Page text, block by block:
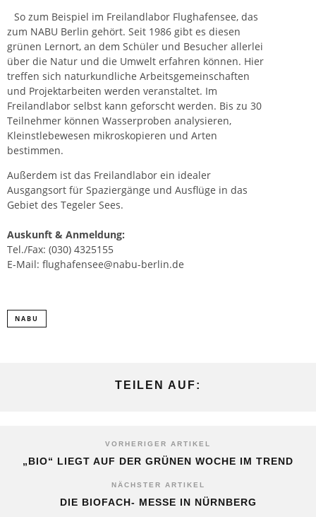
So zum Beispiel im Freilandlabor Flughafensee, das
zum NABU Berlin gehört. Seit 1986 gibt es diesen
grünen Lernort, an dem Schüler und Besucher allerlei
über die Natur und die Umwelt erfahren können. Hier
treffen sich naturkundliche Arbeitsgemeinschaften
und Projektarbeiten werden veranstaltet. Im
Freilandlabor selbst kann geforscht werden. Bis zu 30
Teilnehmer können Wasserproben analysieren,
Kleinstlebewesen mikroskopieren und Arten
bestimmen.
Außerdem ist das Freilandlabor ein idealer
Ausgangsort für Spaziergänge und Ausflüge in das
Gebiet des Tegeler Sees.
Auskunft & Anmeldung:
Tel./Fax: (030) 4325155
E-Mail: flughafensee@nabu-berlin.de
NABU
TEILEN AUF:
VORHERIGER ARTIKEL
„BIO“ LIEGT AUF DER GRÜNEN WOCHE IM TREND
NÄCHSTER ARTIKEL
DIE BIOFACH- MESSE IN NÜRNBERG